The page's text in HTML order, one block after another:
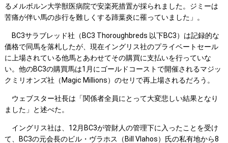
るメルボルン大学獣医病院で安楽死措置が採られました。ジミーは
苦痛が伴い馬の歩行を難しくする蹄葉炎に罹っていました」。
BC3サラブレッド社（BC3 Thoroughbreds 以下BC3）は記録的な
価格で同馬を落札したが、現在イングリス社のプライベートセール
に上場されている他馬とあわせてその購買に支払いを行っていな
い。他のBC3の購買馬は1月にゴールドコーストで開催されるマジッ
クミリオンズ社（Magic Millions）のセリで再上場されるだろう。
ウェブスター社長は「関係者全員にとって大変悲しい結果となり
ました」と述べた。
イングリス社は、12月BC3が管財人の管理下に入ったことを受け
て、BC3の元会長のビル・ヴラホス（Bill Vlahos）氏の私有地から8